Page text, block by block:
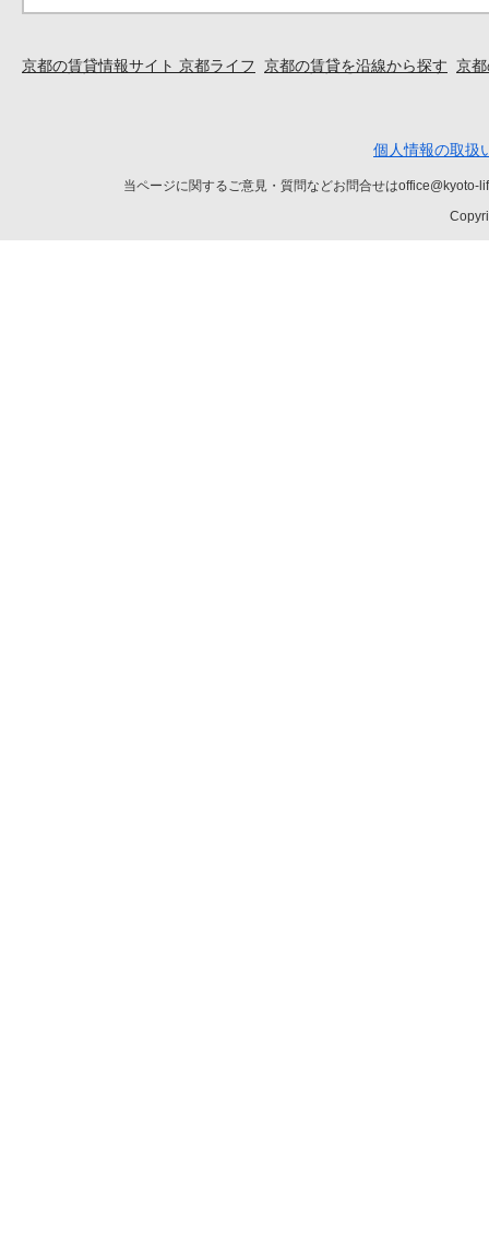
京都の賃貸情報サイト 京都ライフ 京都の賃貸を沿線から探す 京
個人情報の取扱
当ページに関するご意見・質問などお問合せは